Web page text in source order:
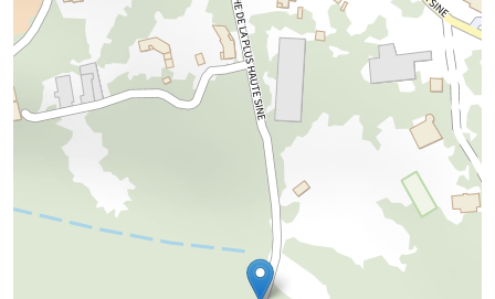
Chargement de la carte...